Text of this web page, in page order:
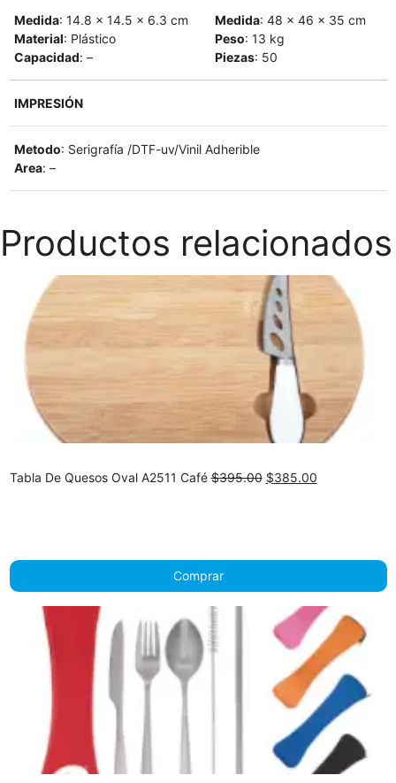
Medida: 14.8 x 14.5 x 6.3 cm
Material: Plástico
Capacidad: –
Medida: 48 x 46 x 35 cm
Peso: 13 kg
Piezas: 50
IMPRESIÓN
Metodo: Serigrafía /DTF-uv/Vinil Adherible
Area: –
Productos relacionados
Tabla De Quesos Oval A2511 Café$395.00 Original
$385.00Current
Comprar